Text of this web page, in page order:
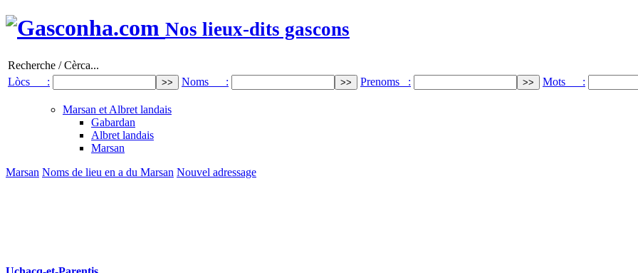
Nos lieux-dits gascons
Recherche / Cèrca...
Lòcs :
Noms : Prenoms : Mots :
Marsan et Albret landais
Gabardan
Albret landais
Marsan
Marsan Noms de lieu en a du Marsan Nouvel adressage